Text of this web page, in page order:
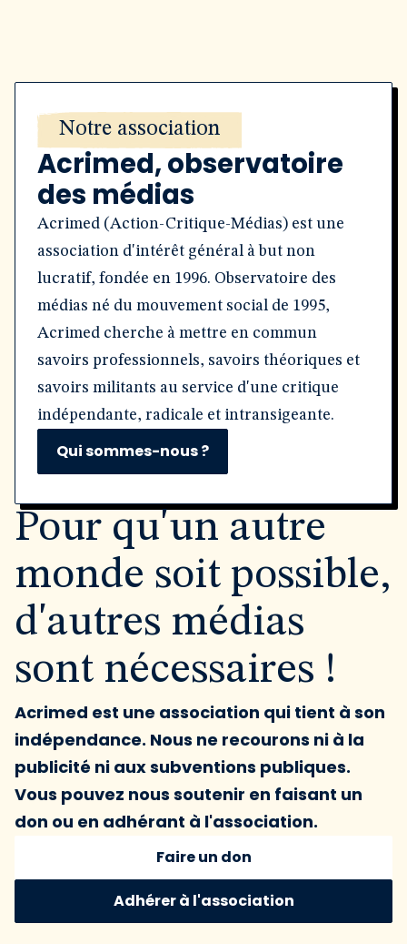
Notre association
Acrimed, observatoire
des médias
Acrimed (Action-Critique-Médias) est une
association d'intérêt général à but non
lucratif, fondée en 1996. Observatoire des
médias né du mouvement social de 1995,
Acrimed cherche à mettre en commun
savoirs professionnels, savoirs théoriques et
savoirs militants au service d'une critique
indépendante, radicale et intransigeante.
Qui sommes-nous ?
Pour qu'un autre
monde soit possible,
d'autres médias
sont nécessaires !
Acrimed est une association qui tient à son
indépendance. Nous ne recourons ni à la
publicité ni aux subventions publiques.
Vous pouvez nous soutenir en faisant un
don ou en adhérant à l'association.
Faire un don
Adhérer à l'association